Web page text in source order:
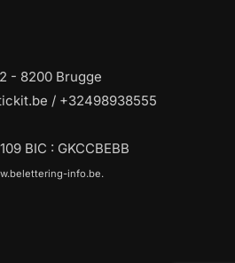
- 8200 Brugge
/ +32498938555
BIC : GKCCBEBB
info.be.